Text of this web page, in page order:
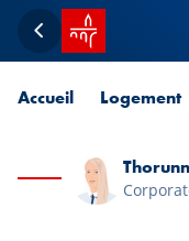
Retour
Accueil
Accueil Logement